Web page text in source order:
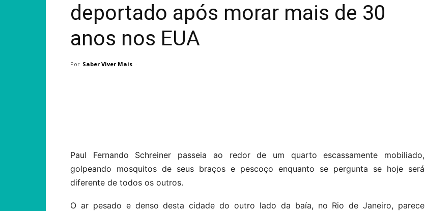
deportado após morar mais de 30
anos nos EUA
Por Saber Viver Mais -
Paul Fernando Schreiner passeia ao redor de um quarto escassamente mobiliado,
golpeando mosquitos de seus braços e pescoço enquanto se pergunta se hoje será
diferente de todos os outros.
O ar pesado e denso desta cidade do outro lado da baía, no Rio de Janeiro, parece